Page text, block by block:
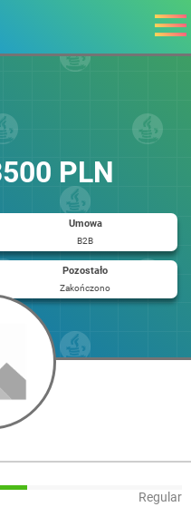
PLN
Umowa
B2B
Pozostało
Zakończono
Regular